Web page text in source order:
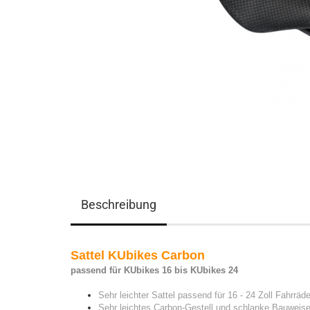
Beschreibung
Sattel KUbikes Carbon
passend für KUbikes 16 bis KUbikes 24
Sehr leichter Sattel passend für 16 - 24 Zoll
Sehr leichtes Carbon-Gestell und schlanke Bauweise